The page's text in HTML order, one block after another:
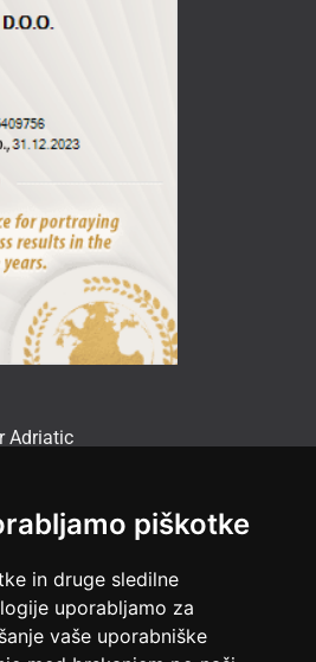
piškotke
in druge sledilne
uporabljamo za
vaše uporabniške
Adriatic